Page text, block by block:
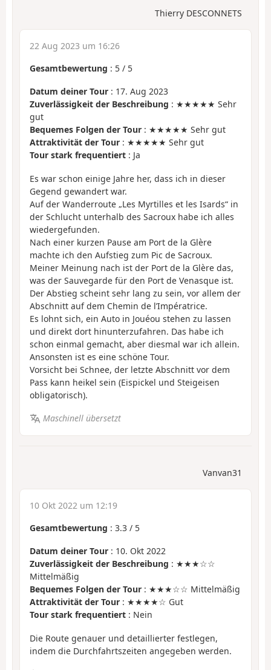
Thierry DESCONNETS
22 Aug 2023 um 16:26
Gesamtbewertung : 5 / 5
Datum deiner Tour : 17. Aug 2023
Zuverlässigkeit der Beschreibung : ★★★★★ Sehr
gut
Bequemes Folgen der Tour : ★★★★★ Sehr gut
Attraktivität der Tour : ★★★★★ Sehr gut
Tour stark frequentiert : Ja
Es war schon einige Jahre her, dass ich in dieser
Gegend gewandert war.
Auf der Wanderroute „Les Myrtilles et les Isards“ in
der Schlucht unterhalb des Sacroux habe ich alles
wiedergefunden.
Nach einer kurzen Pause am Port de la Glère
machte ich den Aufstieg zum Pic de Sacroux.
Meiner Meinung nach ist der Port de la Glère das,
was der Sauvegarde für den Port de Venasque ist.
Der Abstieg scheint sehr lang zu sein, vor allem der
Abschnitt auf dem Chemin de l’Impératrice.
Es lohnt sich, ein Auto in Jouéou stehen zu lassen
und direkt dort hinunterzufahren. Das habe ich
schon einmal gemacht, aber diesmal war ich allein.
Ansonsten ist es eine schöne Tour.
Vorsicht bei Schnee, der letzte Abschnitt vor dem
Pass kann heikel sein (Eispickel und Steigeisen
obligatorisch).
Maschinell übersetzt
Vanvan31
10 Okt 2022 um 12:19
Gesamtbewertung : 3.3 / 5
Datum deiner Tour : 10. Okt 2022
Zuverlässigkeit der Beschreibung : ★★★☆☆
Mittelmäßig
Bequemes Folgen der Tour : ★★★☆☆ Mittelmäßig
Attraktivität der Tour : ★★★★☆ Gut
Tour stark frequentiert : Nein
Die Route genauer und detaillierter festlegen,
indem die Durchfahrtszeiten angegeben werden.